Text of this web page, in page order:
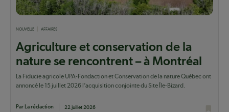
NOUVELLE AFFAIRES
Agriculture et conservation de la
nature se rencontrent – à Montréal
La Fiducie agricole UPA-Fondaction et Conservation de la nature Québec ont
annoncé le 15 juillet 2026 l’acquisition conjointe du Site Île-Bizard.
Par La rédaction 22 juillet 2026